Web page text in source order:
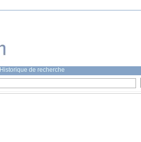
Historique de recherche